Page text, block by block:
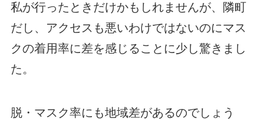
私が行ったときだけかもしれませんが、隣町
だし、アクセスも悪いわけではないのにマス
クの着用率に差を感じることに少し驚きまし
た。
脱・マスク率にも地域差があるのでしょう